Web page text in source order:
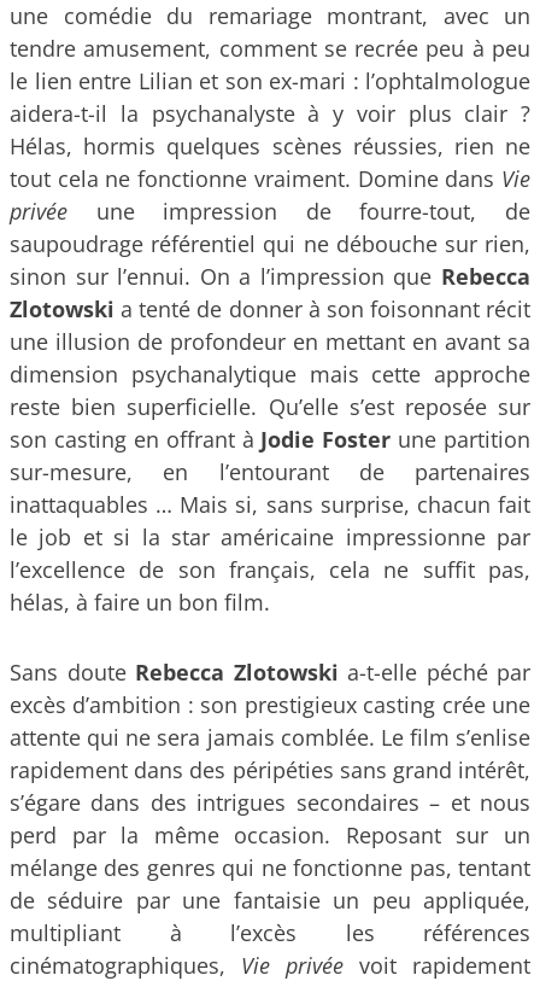
une comédie du remariage montrant, avec un
tendre amusement, comment se recrée peu à peu
le lien entre Lilian et son ex-mari : l’ophtalmologue
aidera-t-il la psychanalyste à y voir plus clair ?
Hélas, hormis quelques scènes réussies, rien ne
tout cela ne fonctionne vraiment. Domine dans Vie
privée une impression de fourre-tout, de
saupoudrage référentiel qui ne débouche sur rien,
sinon sur l’ennui. On a l’impression que Rebecca
Zlotowski a tenté de donner à son foisonnant récit
une illusion de profondeur en mettant en avant sa
dimension psychanalytique mais cette approche
reste bien superficielle. Qu’elle s’est reposée sur
son casting en offrant à Jodie Foster une partition
sur-mesure, en l’entourant de partenaires
inattaquables … Mais si, sans surprise, chacun fait
le job et si la star américaine impressionne par
l’excellence de son français, cela ne suffit pas,
hélas, à faire un bon film.
Sans doute Rebecca Zlotowski a-t-elle péché par
excès d’ambition : son prestigieux casting crée une
attente qui ne sera jamais comblée. Le film s’enlise
rapidement dans des péripéties sans grand intérêt,
s’égare dans des intrigues secondaires – et nous
perd par la même occasion. Reposant sur un
mélange des genres qui ne fonctionne pas, tentant
de séduire par une fantaisie un peu appliquée,
multipliant à l’excès les références
cinématographiques, Vie privée voit rapidement